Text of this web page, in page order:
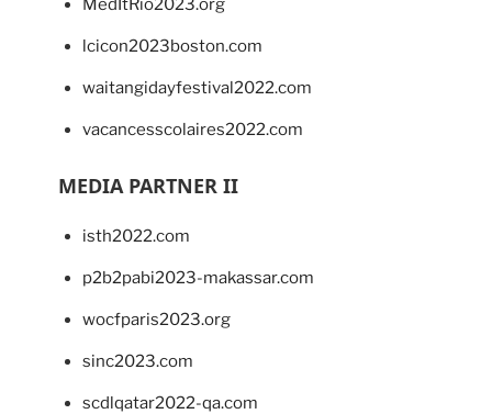
MedItRio2023.org
lcicon2023boston.com
waitangidayfestival2022.com
vacancesscolaires2022.com
MEDIA PARTNER II
isth2022.com
p2b2pabi2023-makassar.com
wocfparis2023.org
sinc2023.com
scdlqatar2022-qa.com